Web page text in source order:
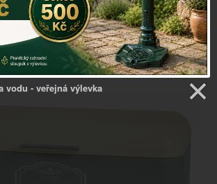
41x23x15cm
vodu - veřejná výlevka